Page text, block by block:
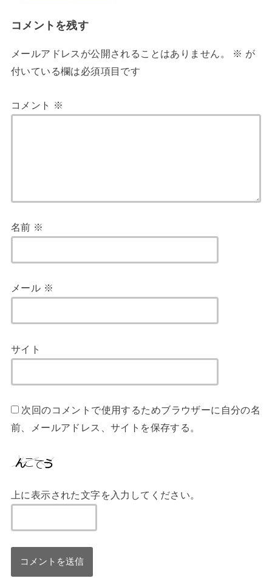
a
o
o
コメントを残す
メールアドレスが公開されることはありません。 ※ が
付いている欄は必須項目です
コメント ※
名前 ※
メール ※
サイト
次回のコメントで使用するためブラウザーに自分の名
前、メールアドレス、サイトを保存する。
上に表示された文字を入力してください。